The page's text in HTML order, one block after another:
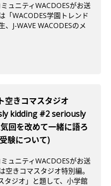
ュニティWACDOESがお送
「WACODES学園トレンド
J-WAVE WACODESのメ
空きコマスタジオ
kidding #2 seriously
回を改めて一緒に語ろ
験について)
ュニティWACDOESがお送
空きコマスタジオ特別編。
タジオ」と題して、小学館